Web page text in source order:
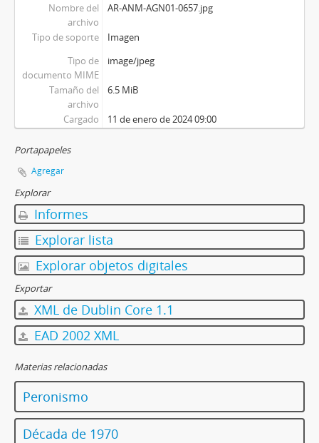
Nombre del
archivo
AR-ANM-AGN01-0657.jpg
Tipo de soporte
Imagen
Tipo de
documento MIME
image/jpeg
Tamaño del
archivo
6.5 MiB
Cargado 11 de enero de 2024 09:00
Portapapeles
Agregar
Explorar
Informes
Explorar lista
Explorar objetos digitales
Exportar
XML de Dublin Core 1.1
EAD 2002 XML
Materias relacionadas
Peronismo
Década de 1970